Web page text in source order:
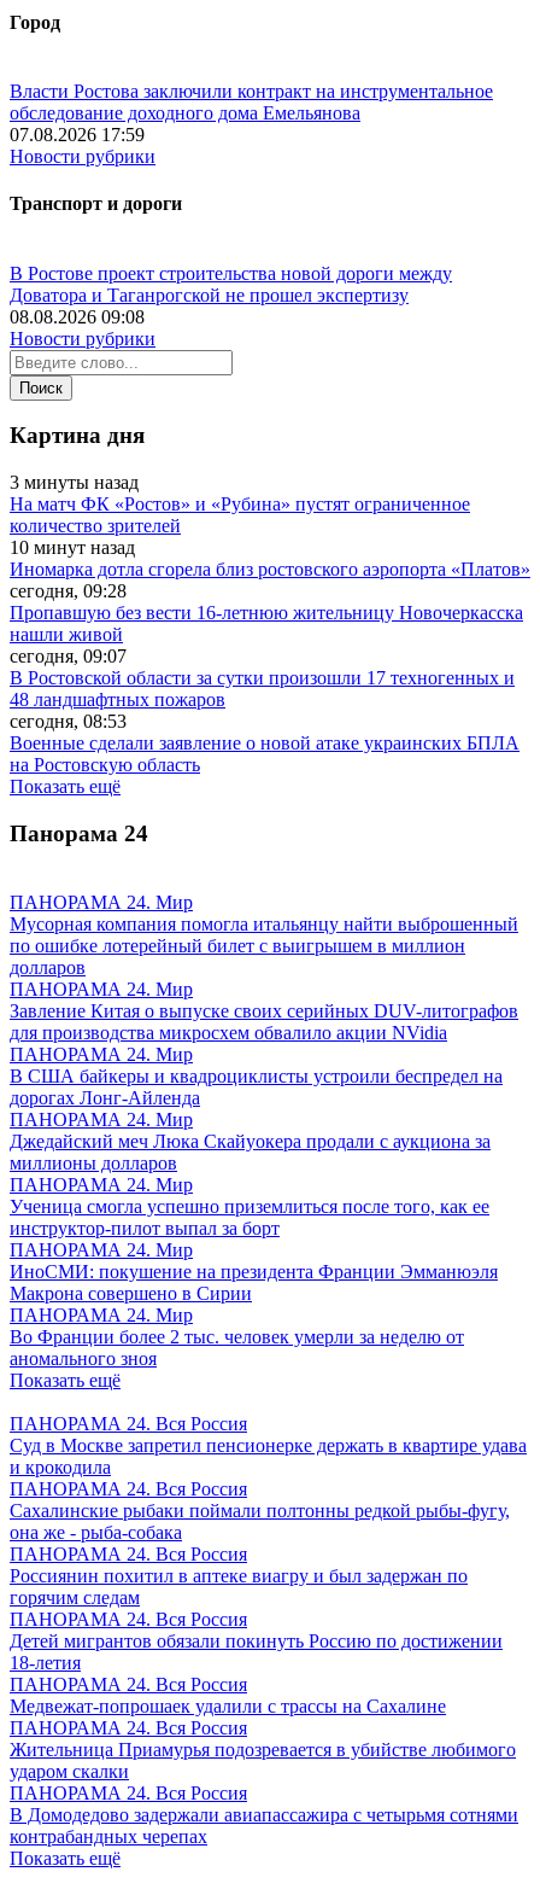
Город
Власти Ростова заключили контракт на инструментальное
обследование доходного дома Емельянова
07.08.2026 17:59
Новости рубрики
Транспорт и дороги
В Ростове проект строительства новой дороги между
Доватора и Таганрогской не прошел экспертизу
08.08.2026 09:08
Новости рубрики
Картина дня
3 минуты назад
На матч ФК «Ростов» и «Рубина» пустят ограниченное
количество зрителей
10 минут назад
Иномарка дотла сгорела близ ростовского аэропорта «Платов»
сегодня, 09:28
Пропавшую без вести 16-летнюю жительницу Новочеркасска
нашли живой
сегодня, 09:07
В Ростовской области за сутки произошли 17 техногенных и
48 ландшафтных пожаров
сегодня, 08:53
Военные сделали заявление о новой атаке украинских БПЛА
на Ростовскую область
Показать ещё
Панорама 24
ПАНОРАМА 24. Мир
Мусорная компания помогла итальянцу найти выброшенный
по ошибке лотерейный билет с выигрышем в миллион
долларов
ПАНОРАМА 24. Мир
Завление Китая о выпуске своих серийных DUV-литографов
для производства микросхем обвалило акции NVidia
ПАНОРАМА 24. Мир
В США байкеры и квадроциклисты устроили беспредел на
дорогах Лонг-Айленда
ПАНОРАМА 24. Мир
Джедайский меч Люка Скайуокера продали с аукциона за
миллионы долларов
ПАНОРАМА 24. Мир
Ученица смогла успешно приземлиться после того, как ее
инструктор-пилот выпал за борт
ПАНОРАМА 24. Мир
ИноСМИ: покушение на президента Франции Эмманюэля
Макрона совершено в Сирии
ПАНОРАМА 24. Мир
Во Франции более 2 тыс. человек умерли за неделю от
аномального зноя
Показать ещё
ПАНОРАМА 24. Вся Россия
Суд в Москве запретил пенсионерке держать в квартире удава
и крокодила
ПАНОРАМА 24. Вся Россия
Сахалинские рыбаки поймали полтонны редкой рыбы-фугу,
она же - рыба-собака
ПАНОРАМА 24. Вся Россия
Россиянин похитил в аптеке виагру и был задержан по
горячим следам
ПАНОРАМА 24. Вся Россия
Детей мигрантов обязали покинуть Россию по достижении
18-летия
ПАНОРАМА 24. Вся Россия
Медвежат-попрошаек удалили с трассы на Сахалине
ПАНОРАМА 24. Вся Россия
Жительница Приамурья подозревается в убийстве любимого
ударом скалки
ПАНОРАМА 24. Вся Россия
В Домодедово задержали авиапассажира с четырьмя сотнями
контрабандных черепах
Показать ещё